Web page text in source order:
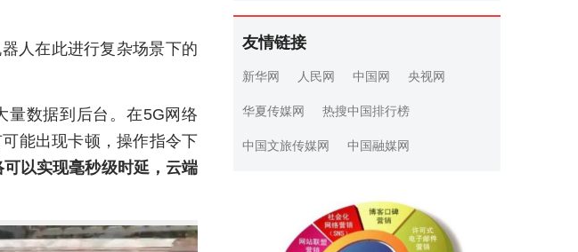
人在此进行复杂场景下的
量数据到后台。在5G网络
能出现卡顿，操作指令下
以实现毫秒级时延，云端
友情链接
新华网 人民网 中国网
央视网
华夏传媒网
热搜中国排行榜
中国文旅传媒网
中国融媒网